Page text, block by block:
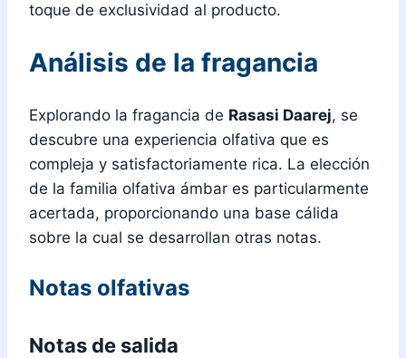
toque de exclusividad al producto.
Análisis de la fragancia
Explorando la fragancia de Rasasi Daarej, se
descubre una experiencia olfativa que es
compleja y satisfactoriamente rica. La elección
de la familia olfativa ámbar es particularmente
acertada, proporcionando una base cálida
sobre la cual se desarrollan otras notas.
Notas olfativas
Notas de salida